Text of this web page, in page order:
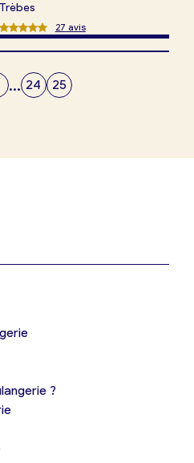
Trèbes
27 avis
... 24 25
?